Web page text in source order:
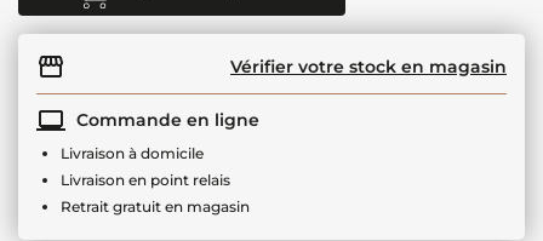
Vérifier votre stock en magasin
Commande en ligne
Livraison à domicile
Livraison en point relais
Retrait gratuit en magasin